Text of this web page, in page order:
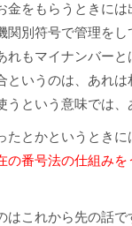
金をもらうときに
関別符号で管理を
れもマイナンバー
というのは、あれ
という意味では
たとかというとき
の番号法の仕組み
はこれから先の話